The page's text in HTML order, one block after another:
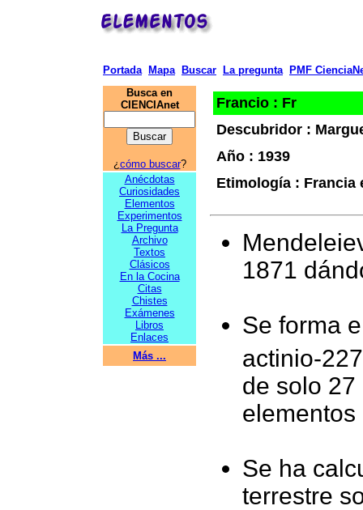
Portada Mapa Buscar La pregunta
PMF
Busca en
CIENCIAnet
¿ cómo buscar?
Anécdotas
Curiosidades
Elementos
Experimentos
La Pregunta
Archivo
Textos
Clásicos
En la Cocina
Citas
Chistes
Exámenes
Libros
Enlaces
Más ...
Francio : Fr
Descubridor :
Año : 1939
Etimología : Francia
1871
Se forma
actinio-
de solo 27
Se ha
terrestre